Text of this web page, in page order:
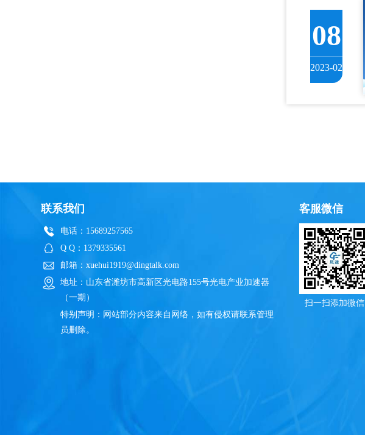
08
2023-02
联系我们
电话：15689257565
Q Q：1379335561
邮箱：xuehui1919@dingtalk.com
地址：山东省潍坊市高新区光电路155号光电产业加速器
（一期）
特别声明：网站部分内容来自网络，如有侵权请联系管理
员删除。
客服微信
扫一扫添加微信